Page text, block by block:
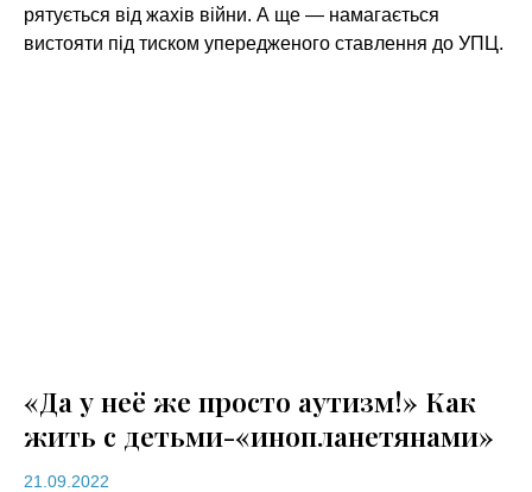
рятується від жахів війни. А ще — намагається
вистояти під тиском упередженого ставлення до УПЦ.
«Да у неё же просто аутизм!» Как
жить с детьми-«инопланетянами»
21.09.2022